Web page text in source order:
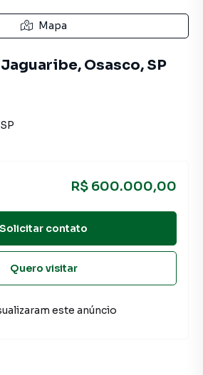
Mapa
Osasco, SP
SP
R$ 600.000,00
Solicitar contato
Quero visitar
este anúncio